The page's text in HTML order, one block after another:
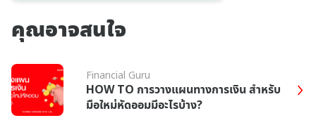
คุณอาจสนใจ
Financial Guru
HOW TO การวางแผนทางการเงิน สำหรับ
มือใหม่หัดออมมีอะไรบ้าง?